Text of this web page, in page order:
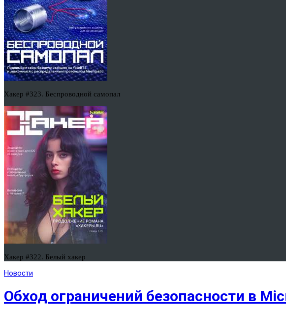
Хакер #323. Беспроводной самопал
Хакер #322. Белый хакер
Новости
Обход ограничений безопасности в